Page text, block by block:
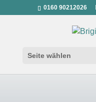
0160 90212026
Seite wählen